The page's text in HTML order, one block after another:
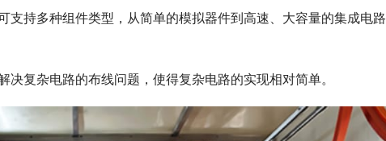
支持多种组件类型，从简单的模拟器件到高速、大容量的集成电路
复杂电路的布线问题，使得复杂电路的实现相对简单。